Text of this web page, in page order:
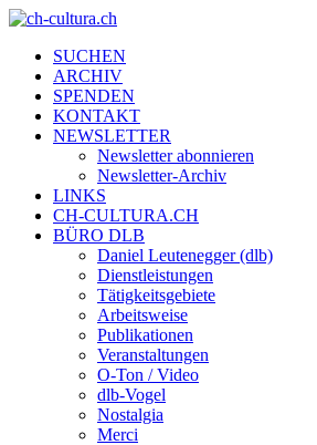
SUCHEN
ARCHIV
SPENDEN
KONTAKT
NEWSLETTER
Newsletter abonnieren
Newsletter-Archiv
LINKS
CH-CULTURA.CH
BÜRO DLB
Daniel Leutenegger (dlb)
Dienstleistungen
Tätigkeitsgebiete
Arbeitsweise
Publikationen
Veranstaltungen
O-Ton / Video
dlb-Vogel
Nostalgia
Merci